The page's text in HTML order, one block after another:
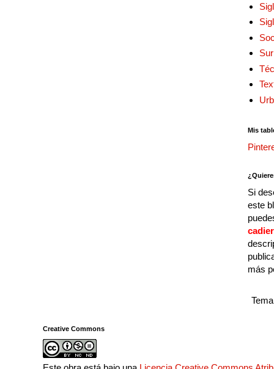
Mis
Si
este
más
Creative Commons